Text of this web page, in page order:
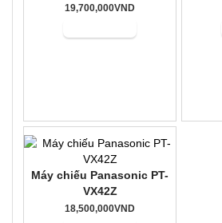
19,700,000VND
Máy chiếu Panasonic PT-
VX42Z
18,500,000VND